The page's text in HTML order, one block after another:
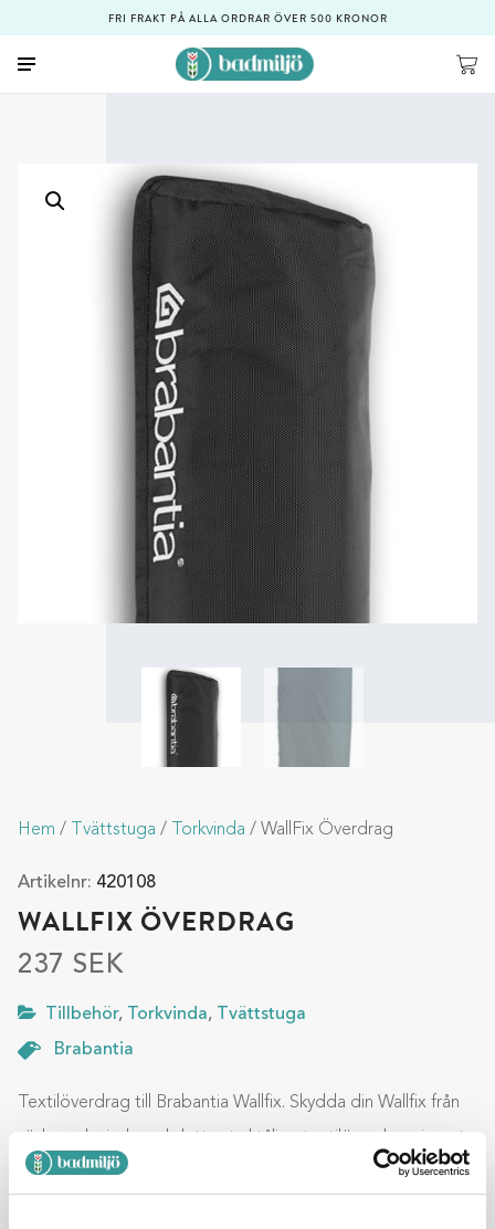
FRI FRAKT PÅ ALLA ORDRAR ÖVER 500 KRONOR
Hem / Tvättstuga / Torkvinda / WallFix Överdrag
Artikelnr: 420108
WALLFIX ÖVERDRAG
237 SEK
Tillbehör, Torkvinda, Tvättstuga
Brabantia
Textilöverdrag till Brabantia Wallfix. Skydda din Wallfix från
från nederländska Brabantia. Höjd 100.0 cm Bredd 18.0 cm